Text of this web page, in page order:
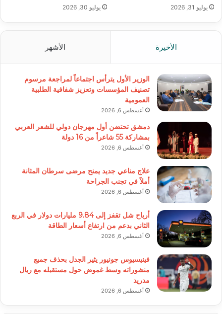
يوليو 31, 2026 يوليو 30, 2026
الأخيرة الأشهر
الوزير الأول يترأس اجتماعاً لمراجعة مرسوم
تصنيف المؤسسات وتعزيز شفافية الطلبية
العمومية
أغسطس 6, 2026
دمشق تحتضن أول مهرجان دولي للشعر العربي
بمشاركة 55 شاعراً من 16 دولة
أغسطس 6, 2026
علاج مناعي جديد يمنح مرضى سرطان المثانة
أملاً في تجنب الجراحة
أغسطس 6, 2026
أرباح شل تقفز إلى 9.84 مليارات دولار في الربع
الثاني بدعم من ارتفاع أسعار الطاقة
أغسطس 6, 2026
فينيسيوس جونيور يثير الجدل بحذف جميع
منشوراته وسط غموض حول مستقبله مع ريال
مدريد
أغسطس 6, 2026